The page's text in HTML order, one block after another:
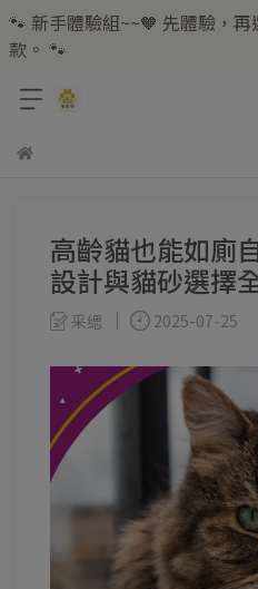
🐾 新手體驗組~~🧡 先體驗，
款。 🐾
高齡貓也能如廁
設計與貓砂選擇
采缌 2025-07-25